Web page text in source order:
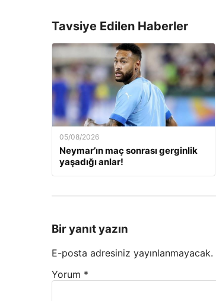
Tavsiye Edilen Haberler
05/08/2026
Neymar’ın maç sonrası gerginlik
yaşadığı anlar!
Bir yanıt yazın
E-posta adresiniz yayınlanmayacak.
Yorum *